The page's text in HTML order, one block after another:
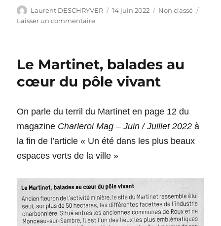
Auteur
Laurent DESCHRYVER
Publié
14 juin 2022 Catégories
Non classé
Laisser un commentairesur
du
site
web
2022)
Le Martinet, balades au
cœur du pôle vivant
On parle du terril du Martinet en page 12 du
magazine Charleroi Mag – Juin / Juillet 2022 à
la fin de l’article « Un été dans les plus beaux
espaces verts de la ville »